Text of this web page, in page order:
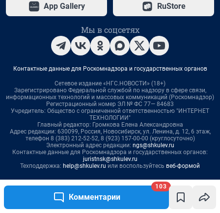
Комментарии
103
App Gallery RuStore
Мы в соцсетях
Контактные данные для Роскомнадзора и государственных органов
Сетевое издание «НГС.НОВОСТИ» (18+)
Зарегистрировано Федеральной службой по надзору в сфере связи,
информационных технологий и массовых коммуникаций (Роскомнадзор)
Регистрационный номер ЭЛ № ФС 77— 84683
Учредитель: Общество с ограниченной ответственностью "ИНТЕРНЕТ
ТЕХНОЛОГИИ"
Главный редактор: Громкова Елена Александровна
Адрес редакции: 630099, Россия, Новосибирск, ул. Ленина, д. 12, 6 этаж,
телефон 8 (383) 212-52-52, 8 (923) 157-00-00 (круглосуточно)
Электронный адрес редакции: ngs@shkulev.ru
Контактные данные для Роскомнадзора и государственных органов:
juristnsk@shkulev.ru
Техподдержка: help@shkulev.ru или воспользуйтесь веб-формой
Связаться с отделом продаж: 8 (383) 212-52-52, 8 (800) 200-03-83 (звонок
с сотового бесплатный),
reklamangs@shkulev.ru
Редакция сайта не несет ответственности за достоверность
информации, содержащейся в рекламных объявлениях.